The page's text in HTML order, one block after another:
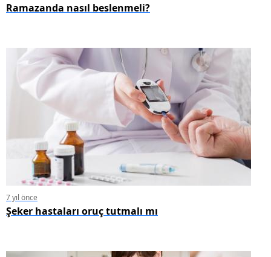
Ramazanda nasıl beslenmeli?
7 yıl önce
Şeker hastaları oruç tutmalı mı